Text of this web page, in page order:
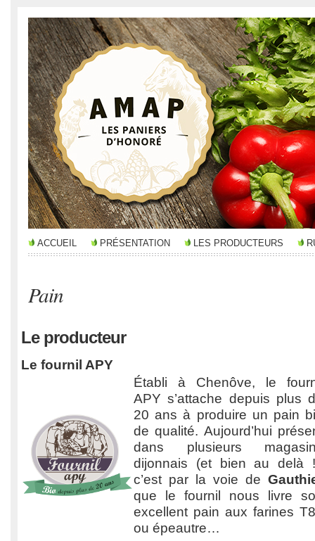
ACCUEIL PRÉSENTATION LES PRODUCTEURS
Pain
Le producteur
Le fournil APY
Établi à Chenôve, le
APY s’attache depuis plus
20 ans à produire un pain
de qualité. Aujourd’hui
dans plusieurs
dijonnais (et bien au delà
c’est par la voie de
que le fournil nous livre
excellent pain aux farines
ou épeautre…